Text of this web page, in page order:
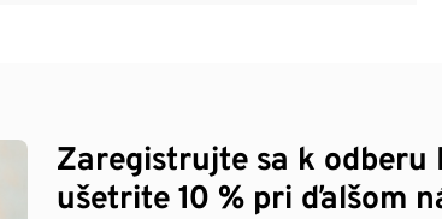
Zaregistrujte sa k odberu
ušetrite 10 % pri ďalšom